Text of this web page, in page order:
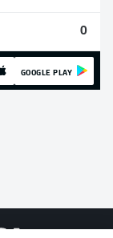
0
GOOGLE PLAY